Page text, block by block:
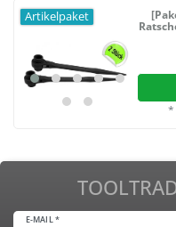
Artikelpaket
*
E-MAIL *